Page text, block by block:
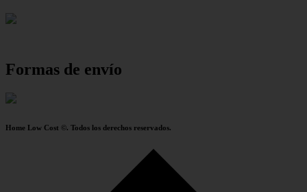
Formas de envío
Home Low Cost ©. Todos los derechos reservados.